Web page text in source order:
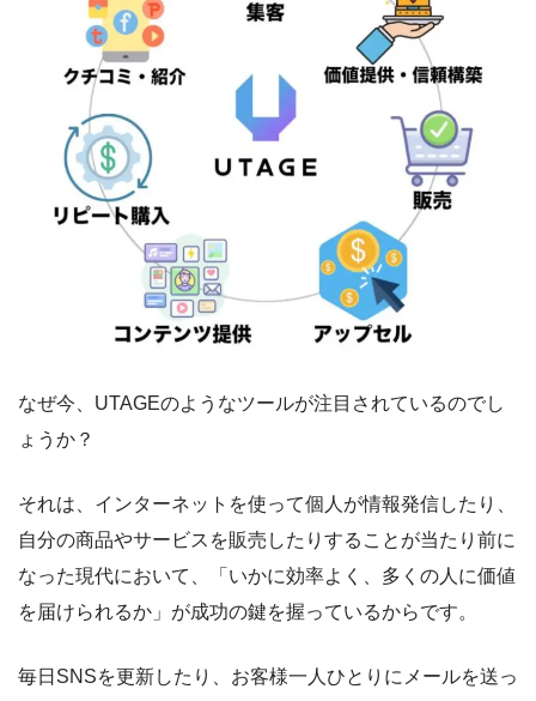
なぜ今、UTAGEのようなツールが注目されているのでし
ょうか？
それは、インターネットを使って個人が情報発信したり、
自分の商品やサービスを販売したりすることが当たり前に
なった現代において、「いかに効率よく、多くの人に価値
を届けられるか」が成功の鍵を握っているからです。
毎日SNSを更新したり、お客様一人ひとりにメールを送っ